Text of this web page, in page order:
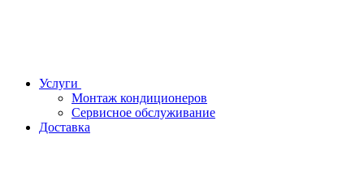
Услуги
Монтаж кондиционеров
Сервисное обслуживание
Доставка